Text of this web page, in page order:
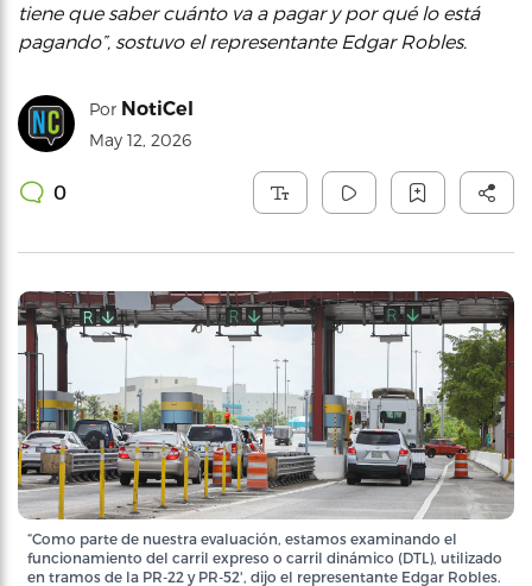
tiene que saber cuánto va a pagar y por qué lo está
pagando”, sostuvo el representante Edgar Robles.
Por NotiCel
May 12, 2026
0
“Como parte de nuestra evaluación, estamos examinando el
funcionamiento del carril expreso o carril dinámico (DTL), utilizado
en tramos de la PR-22 y PR-52', dijo el representante Edgar Robles.